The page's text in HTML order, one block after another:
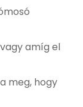
amíg el
meg, hogy